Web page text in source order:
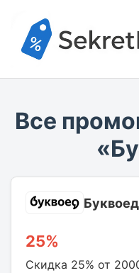
Все
Буквоед
25%
Скидка 25% от